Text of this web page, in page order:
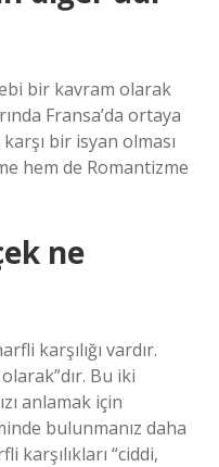
bir kavram olarak
Fransa’da ortaya
bir isyan olması
hem de Romantizme
ne
karşılığı vardır.
Bu iki
anlamak için
bulunmanız daha
karşılıkları “ciddi,